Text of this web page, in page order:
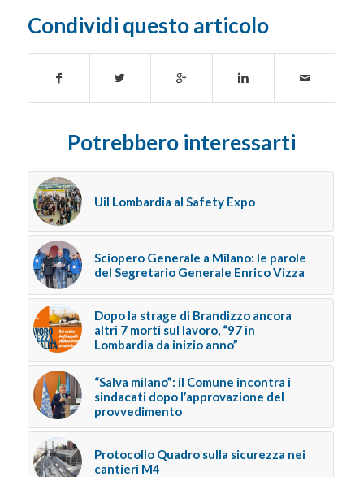
Condividi questo articolo
Potrebbero interessarti
Uil Lombardia al Safety Expo
Sciopero Generale a Milano: le parole
del Segretario Generale Enrico Vizza
Dopo la strage di Brandizzo ancora
altri 7 morti sul lavoro, “97 in
Lombardia da inizio anno”
“Salva milano”: il Comune incontra i
sindacati dopo l’approvazione del
provvedimento
Protocollo Quadro sulla sicurezza nei
cantieri M4